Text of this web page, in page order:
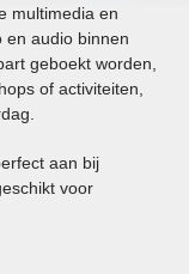
multimedia en
en audio binnen
geboekt worden,
of activiteiten,
aan bij
voor